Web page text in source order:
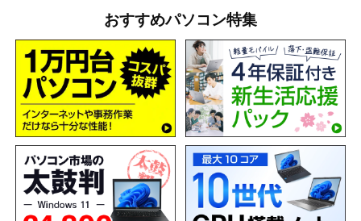
おすすめパソコン特集